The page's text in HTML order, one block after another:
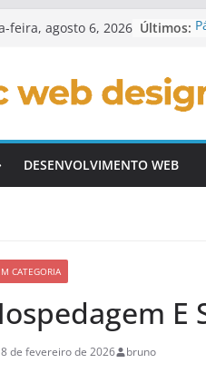
feira, agosto 6, 2026 Últimos:
DESENVOLVIMENTO WEB
CATEGORIA
E
de fevereiro de 2026 bruno